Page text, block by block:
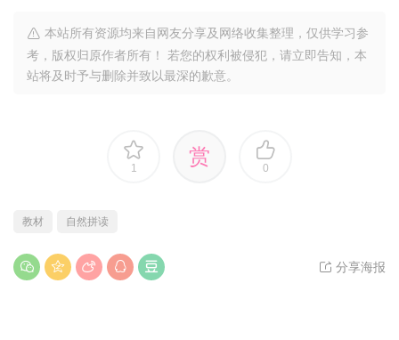
本站所有资源均来自网友分享及网络收集整理，仅供学习参
考，版权归原作者所有！ 若您的权利被侵犯，请立即告知，本
站将及时予与删除并致以最深的歉意。
1 赏 0
教材 自然拼读
分享海报